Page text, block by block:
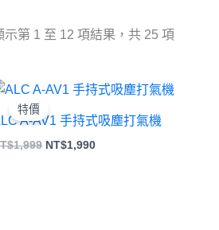
示第 1 至 12 項結果，共 25 項
特價
A-AV1 手持式吸塵打氣機
1,999
原
價
格：
NT$1,999。
NT$1,990
目
價
格：
NT$1,990。